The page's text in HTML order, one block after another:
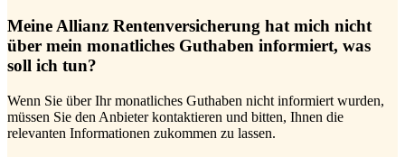
Meine Allianz Rentenversicherung hat mich nicht
über mein monatliches Guthaben informiert, was
soll ich tun?
Wenn Sie über Ihr monatliches Guthaben nicht informiert wurden,
müssen Sie den Anbieter kontaktieren und bitten, Ihnen die
relevanten Informationen zukommen zu lassen.